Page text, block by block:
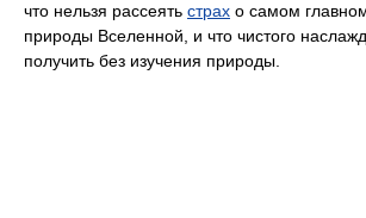
что нельзя рассеять страх о самом
природы Вселенной, и что чистого
получить без изучения природы.